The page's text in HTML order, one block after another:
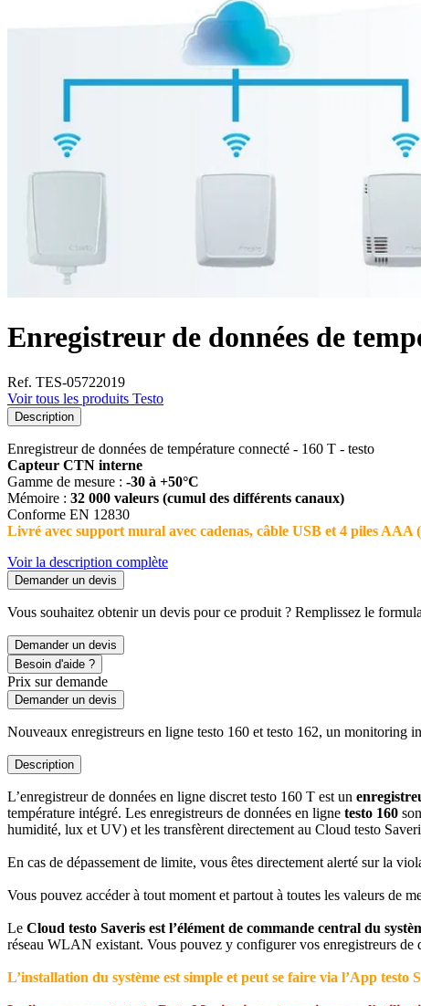
Enregistreur de données de
Ref. TES-05722019
Voir tous les produits Testo
Description
Enregistreur de données de température connecté - 160 T - testo
Capteur CTN interne
Gamme de mesure : -30 à +50°C
Mémoire : 32 000 valeurs (cumul des différents canaux)
Conforme EN 12830
Livré avec support mural avec cadenas, câble USB et 4 piles AAA
Voir la description complète
Demander un devis
Vous souhaitez obtenir un devis pour ce produit ? Remplissez le
Demander un devis
Besoin d'aide ?
Prix sur demande
Demander un devis
Nouveaux enregistreurs en ligne testo 160 et testo 162, un monitoring
Description
L’enregistreur de données en ligne discret testo 160 T est un
température intégré. Les enregistreurs de données en ligne testo 160
humidité, lux et UV) et les transfèrent directement au Cloud testo
En cas de dépassement de limite, vous êtes directement alerté sur la
Vous pouvez accéder à tout moment et partout à toutes les valeurs de
Le Cloud testo Saveris est l’élément de commande central du
réseau WLAN existant. Vous pouvez y configurer vos enregistreurs de
L’installation du système est simple et peut se faire via l’App testo